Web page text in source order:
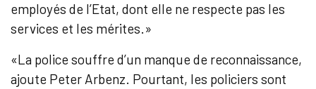
employés de l’Etat, dont elle ne respecte pas les
services et les mérites.»
«La police souffre d’un manque de reconnaissance,
ajoute Peter Arbenz. Pourtant, les policiers sont